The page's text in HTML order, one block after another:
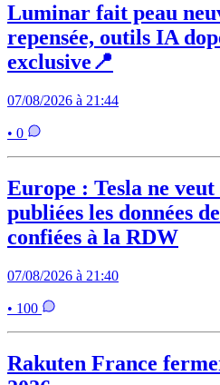
Luminar fait peau
repensée, outils IA
exclusive📍
07/08/2026 à 21:44
• 0
Europe : Tesla ne
publiées les données
confiées à la RDW
07/08/2026 à 21:40
• 100
Rakuten France